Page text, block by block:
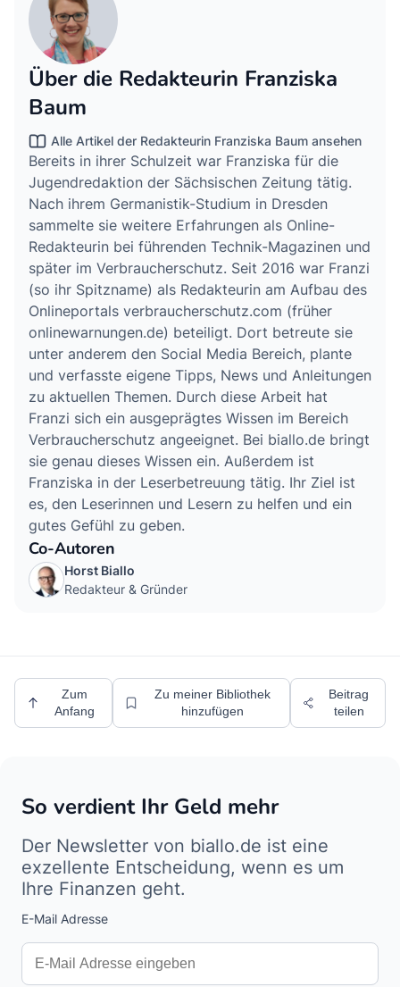
Über die Redakteurin Franziska
Baum
Alle Artikel der Redakteurin Franziska Baum ansehen
Bereits in ihrer Schulzeit war Franziska für die
Jugendredaktion der Sächsischen Zeitung tätig.
Nach ihrem Germanistik-Studium in Dresden
sammelte sie weitere Erfahrungen als Online-
Redakteurin bei führenden Technik-Magazinen und
später im Verbraucherschutz. Seit 2016 war Franzi
(so ihr Spitzname) als Redakteurin am Aufbau des
Onlineportals verbraucherschutz.com (früher
onlinewarnungen.de) beteiligt. Dort betreute sie
unter anderem den Social Media Bereich, plante
und verfasste eigene Tipps, News und Anleitungen
zu aktuellen Themen. Durch diese Arbeit hat
Franzi sich ein ausgeprägtes Wissen im Bereich
Verbraucherschutz angeeignet. Bei biallo.de bringt
sie genau dieses Wissen ein. Außerdem ist
Franziska in der Leserbetreuung tätig. Ihr Ziel ist
es, den Leserinnen und Lesern zu helfen und ein
gutes Gefühl zu geben.
Co-Autoren
Horst Biallo
Redakteur & Gründer
Zum
Anfang
Zu meiner Bibliothek
hinzufügen
Beitrag
teilen
So verdient Ihr Geld mehr
Der Newsletter von biallo.de ist eine
exzellente Entscheidung, wenn es um
Ihre Finanzen geht.
E-Mail Adresse
Interests
Amount